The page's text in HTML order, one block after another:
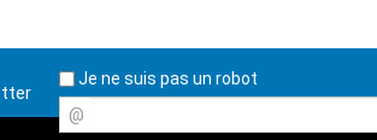
Je ne suis pas un robot
@